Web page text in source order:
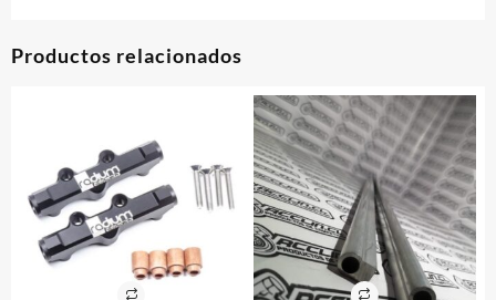
Productos relacionados